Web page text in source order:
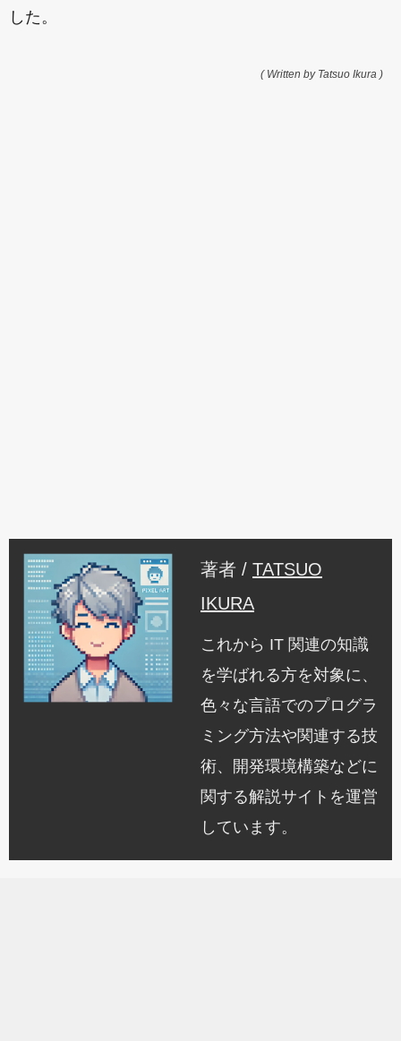
した。
( Written by Tatsuo Ikura )
著者 / TATSUO
IKURA
これから IT 関連の知識
を学ばれる方を対象に、
色々な言語でのプログラ
ミング方法や関連する技
術、開発環境構築などに
関する解説サイトを運営
しています。